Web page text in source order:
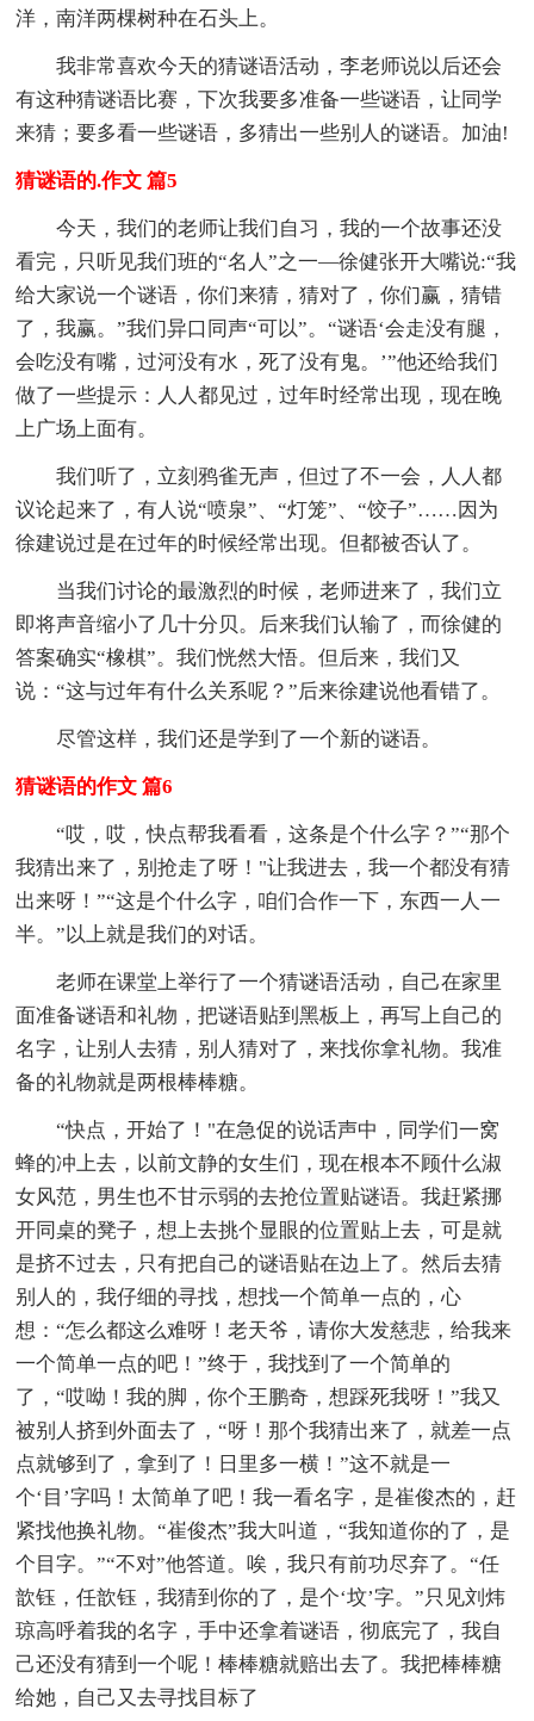
洋，南洋两棵树种在石头上。
我非常喜欢今天的猜谜语活动，李老师说以后还会
有这种猜谜语比赛，下次我要多准备一些谜语，让同学
来猜；要多看一些谜语，多猜出一些别人的谜语。加油!
猜谜语的.作文 篇5
今天，我们的老师让我们自习，我的一个故事还没
看完，只听见我们班的“名人”之一—徐健张开大嘴说:“我
给大家说一个谜语，你们来猜，猜对了，你们赢，猜错
了，我赢。”我们异口同声“可以”。“谜语‘会走没有腿，
会吃没有嘴，过河没有水，死了没有鬼。’”他还给我们
做了一些提示：人人都见过，过年时经常出现，现在晚
上广场上面有。
我们听了，立刻鸦雀无声，但过了不一会，人人都
议论起来了，有人说“喷泉”、“灯笼”、“饺子”……因为
徐建说过是在过年的时候经常出现。但都被否认了。
当我们讨论的最激烈的时候，老师进来了，我们立
即将声音缩小了几十分贝。后来我们认输了，而徐健的
答案确实“橡棋”。我们恍然大悟。但后来，我们又
说：“这与过年有什么关系呢？”后来徐建说他看错了。
尽管这样，我们还是学到了一个新的谜语。
猜谜语的作文 篇6
“哎，哎，快点帮我看看，这条是个什么字？”“那个
我猜出来了，别抢走了呀！"让我进去，我一个都没有猜
出来呀！”“这是个什么字，咱们合作一下，东西一人一
半。”以上就是我们的对话。
老师在课堂上举行了一个猜谜语活动，自己在家里
面准备谜语和礼物，把谜语贴到黑板上，再写上自己的
名字，让别人去猜，别人猜对了，来找你拿礼物。我准
备的礼物就是两根棒棒糖。
“快点，开始了！"在急促的说话声中，同学们一窝
蜂的冲上去，以前文静的女生们，现在根本不顾什么淑
女风范，男生也不甘示弱的去抢位置贴谜语。我赶紧挪
开同桌的凳子，想上去挑个显眼的位置贴上去，可是就
是挤不过去，只有把自己的谜语贴在边上了。然后去猜
别人的，我仔细的寻找，想找一个简单一点的，心
想：“怎么都这么难呀！老天爷，请你大发慈悲，给我来
一个简单一点的吧！”终于，我找到了一个简单的
了，“哎呦！我的脚，你个王鹏奇，想踩死我呀！”我又
被别人挤到外面去了，“呀！那个我猜出来了，就差一点
点就够到了，拿到了！日里多一横！”这不就是一
个‘目’字吗！太简单了吧！我一看名字，是崔俊杰的，赶
紧找他换礼物。“崔俊杰”我大叫道，“我知道你的了，是
个目字。”“不对”他答道。唉，我只有前功尽弃了。“任
歆钰，任歆钰，我猜到你的了，是个‘坟’字。”只见刘炜
琼高呼着我的名字，手中还拿着谜语，彻底完了，我自
己还没有猜到一个呢！棒棒糖就赔出去了。我把棒棒糖
给她，自己又去寻找目标了